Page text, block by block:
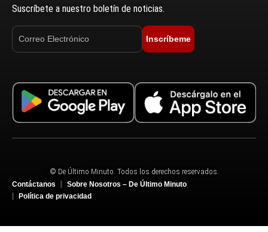
Suscríbete a nuestro boletín de noticias.
Inscríbeme
© De Último Minuto. Todos los derechos reservados.
Contáctanos
Sobre Nosotros – De Último Minuto
Política de privacidad